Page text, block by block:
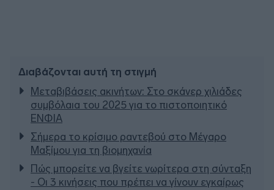
Διαβάζονται αυτή τη στιγμή
Μεταβιβάσεις ακινήτων: Στο σκάνερ χιλιάδες
συμβόλαια του 2025 για το πιστοποιητικό
ΕΝΦΙΑ
Σήμερα το κρίσιμο ραντεβού στο Μέγαρο
Μαξίμου για τη βιομηχανία
Πώς μπορείτε να βγείτε νωρίτερα στη σύνταξη
- Οι 3 κινήσεις που πρέπει να γίνουν εγκαίρως